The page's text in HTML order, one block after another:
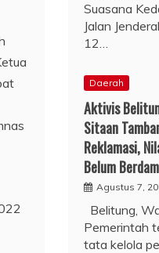
Suasana
Jalan
12…
Daerah
Aktivis
Sitaan
Reklamasi,
Belum
Agustus 7,
Belitung,
Pemerintah
tata kelola